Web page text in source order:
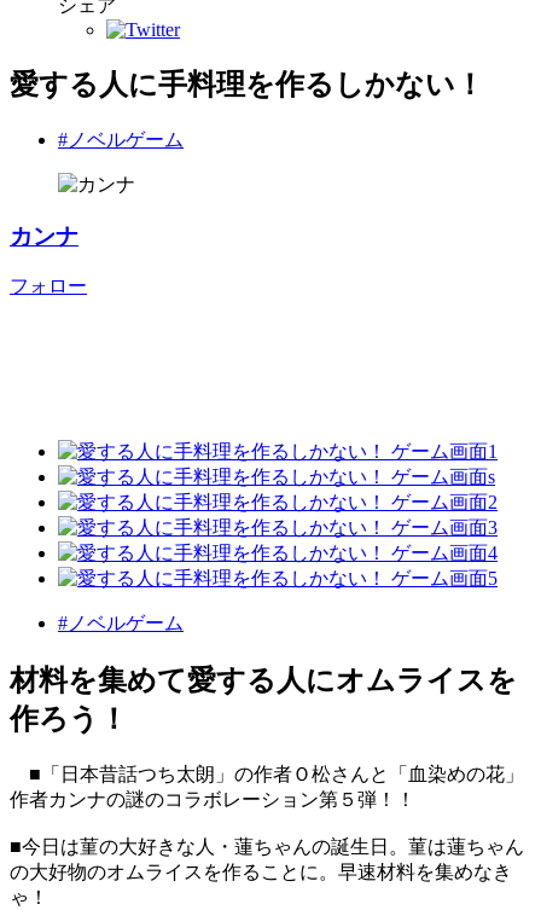
シェア
愛する人に手料理を作るしかない！
#ノベルゲーム
カンナ
フォロー
#ノベルゲーム
材料を集めて愛する人にオムライスを
作ろう！
■「日本昔話つち太朗」の作者Ｏ松さんと「血染めの花」
作者カンナの謎のコラボレーション第５弾！！
■今日は菫の大好きな人・蓮ちゃんの誕生日。菫は蓮ちゃん
の大好物のオムライスを作ることに。早速材料を集めなき
ゃ！